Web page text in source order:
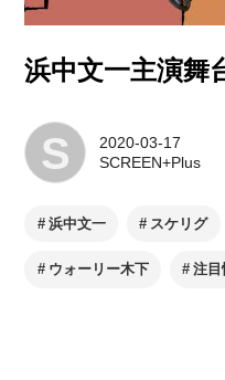
浜中文一主演舞
S
2020-03-17
SCREEN+Plus
浜中文一 スケリグ
ウォーリー木下 注目